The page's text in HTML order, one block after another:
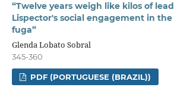
“Twelve years weigh like kilos of
Lispector's social engagement in the
fuga”
Glenda Lobato Sobral
345-360
PDF (PORTUGUESE (BRAZIL))